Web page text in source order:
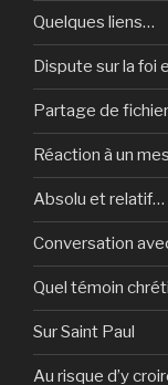
Quelques liens…
Dispute sur la foi
Partage de
Réaction à un
Absolu et relatif…
Conversation
Quel témoin
Sur Saint Paul
Au risque d’y